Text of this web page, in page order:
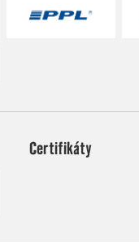
Certifikáty